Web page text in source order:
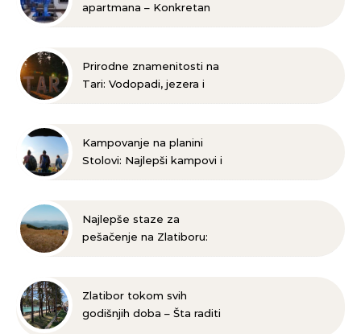
apartmana – Konkretan
Prirodne znamenitosti na
Tari: Vodopadi, jezera i
Kampovanje na planini
Stolovi: Najlepši kampovi i
Najlepše staze za
pešačenje na Zlatiboru:
Zlatibor tokom svih
godišnjih doba – Šta raditi